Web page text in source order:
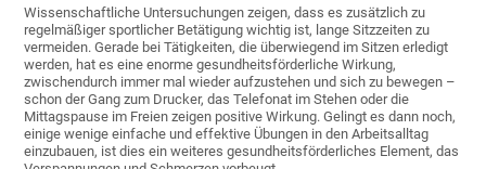
Wissenschaftliche Untersuchungen zeigen, dass es zusätzlich zu
regelmäßiger sportlicher Betätigung wichtig ist, lange Sitzzeiten zu
vermeiden. Gerade bei Tätigkeiten, die überwiegend im Sitzen erledigt
werden, hat es eine enorme gesundheitsförderliche Wirkung,
zwischendurch immer mal wieder aufzustehen und sich zu bewegen –
schon der Gang zum Drucker, das Telefonat im Stehen oder die
Mittagspause im Freien zeigen positive Wirkung. Gelingt es dann noch,
einige wenige einfache und effektive Übungen in den Arbeitsalltag
einzubauen, ist dies ein weiteres gesundheitsförderliches Element, das